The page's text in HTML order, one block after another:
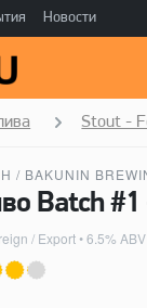
Новости
Stout -
/ BAKUNIN
/ Export• 6.5%